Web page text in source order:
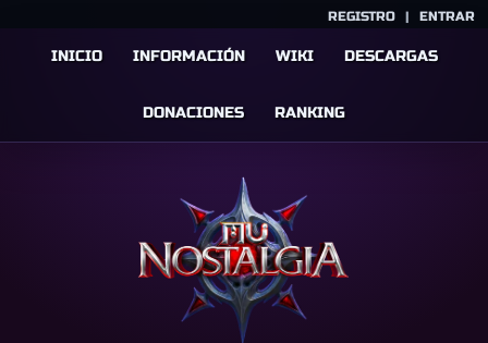
REGISTRO | ENTRAR
INICIO INFORMACIÓN WIKI DESCARGAS
DONACIONES RANKING